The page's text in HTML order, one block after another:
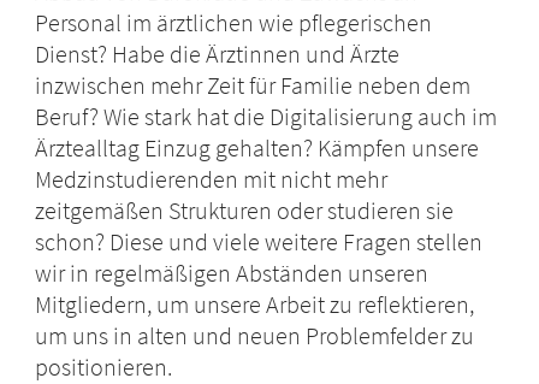
Personal im ärztlichen wie pflegerischen
Dienst? Habe die Ärztinnen und Ärzte
inzwischen mehr Zeit für Familie neben dem
Beruf? Wie stark hat die Digitalisierung auch im
Ärztealltag Einzug gehalten? Kämpfen unsere
Medzinstudierenden mit nicht mehr
zeitgemäßen Strukturen oder studieren sie
schon? Diese und viele weitere Fragen stellen
wir in regelmäßigen Abständen unseren
Mitgliedern, um unsere Arbeit zu reflektieren,
um uns in alten und neuen Problemfelder zu
positionieren.